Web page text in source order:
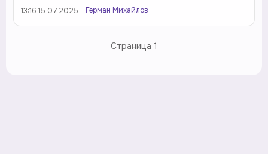
13:16 15.07.2025 Герман Михайлов
Страница 1